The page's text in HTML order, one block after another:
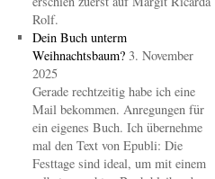
Rolf.
Dein Buch unterm
Weihnachtsbaum? 3. November
2025
Gerade rechtzeitig habe ich eine
Mail bekommen. Anregungen für
ein eigenes Buch. Ich übernehme
mal den Text von Epubli: Die
Festtage sind ideal, um mit einem